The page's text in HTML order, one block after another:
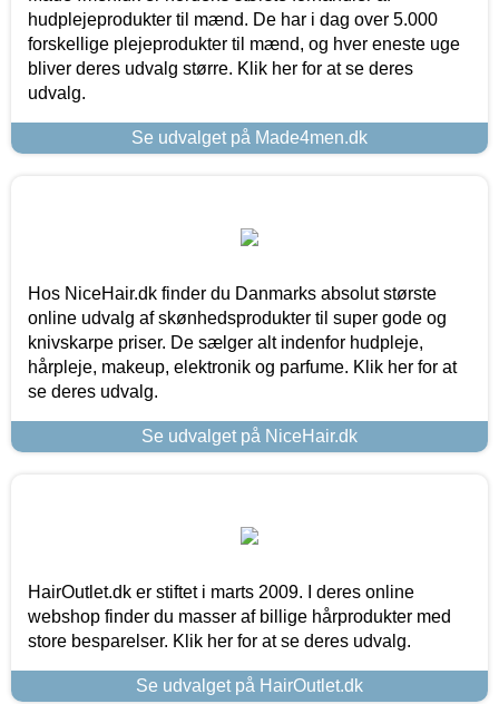
hudplejeprodukter til mænd. De har i dag over 5.000
forskellige plejeprodukter til mænd, og hver eneste uge
bliver deres udvalg større. Klik her for at se deres
udvalg.
Se udvalget på Made4men.dk
Hos NiceHair.dk finder du Danmarks absolut største
online udvalg af skønhedsprodukter til super gode og
knivskarpe priser. De sælger alt indenfor hudpleje,
hårpleje, makeup, elektronik og parfume. Klik her for at
se deres udvalg.
Se udvalget på NiceHair.dk
HairOutlet.dk er stiftet i marts 2009. I deres online
webshop finder du masser af billige hårprodukter med
store besparelser. Klik her for at se deres udvalg.
Se udvalget på HairOutlet.dk